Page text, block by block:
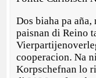
Dos biaha pa
paisnan di Reino
cooperacion. Na
Korpschefnan lo